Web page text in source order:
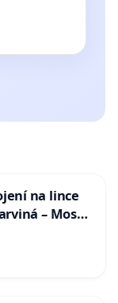
na lince
– Mosty